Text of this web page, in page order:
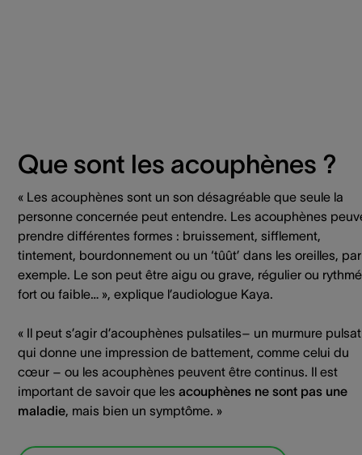
Que sont les acouphènes ?
« Les acouphènes sont un son désagréable que seule la
personne concernée peut entendre. Les acouphènes
prendre différentes formes : bruissement, sifflement,
tintement, bourdonnement ou un ‘tûût’ dans les oreilles, par
exemple. Le son peut être aigu ou grave, régulier ou
fort ou faible… », explique l’audiologue Kaya.
« Il peut s’agir d’acouphènes pulsatiles– un murmure
qui donne une impression de battement, comme celui du
cœur – ou les acouphènes peuvent être continus. Il est
important de savoir que les acouphènes ne sont pas une
maladie, mais bien un symptôme. »